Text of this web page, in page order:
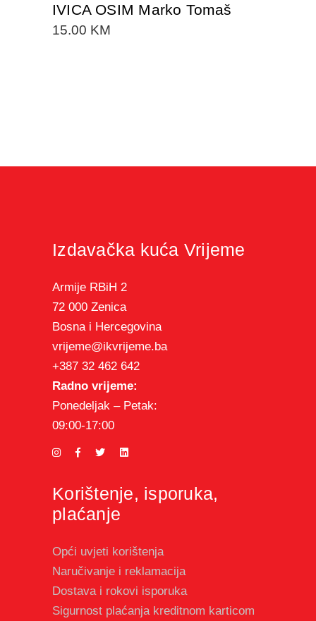
IVICA OSIM Marko Tomaš
15.00 KM
Izdavačka kuća Vrijeme
Armije RBiH 2
72 000 Zenica
Bosna i Hercegovina
vrijeme@ikvrijeme.ba
+387 32 462 642
Radno vrijeme:
Ponedeljak – Petak:
09:00-17:00
Korištenje, isporuka,
plaćanje
Opći uvjeti korištenja
Naručivanje i reklamacija
Dostava i rokovi isporuka
Sigurnost plaćanja kreditnom karticom